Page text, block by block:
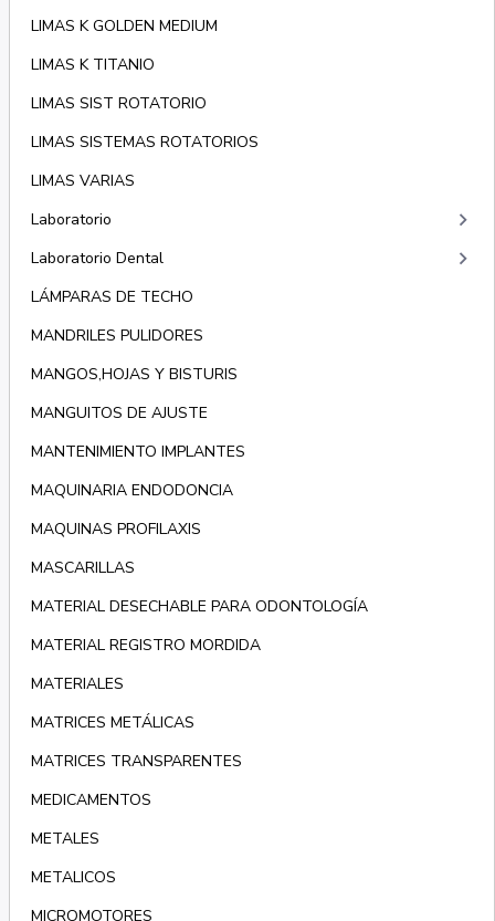
LIMAS K GOLDEN MEDIUM
LIMAS K TITANIO
LIMAS SIST ROTATORIO
LIMAS SISTEMAS ROTATORIOS
LIMAS VARIAS
Laboratorio
keyboard_arrow_right
Laboratorio Dental keyboard_arrow_right
LÁMPARAS DE TECHO
MANDRILES PULIDORES
MANGOS,HOJAS Y BISTURIS
MANGUITOS DE AJUSTE
MANTENIMIENTO IMPLANTES
MAQUINARIA ENDODONCIA
MAQUINAS PROFILAXIS
MASCARILLAS
MATERIAL DESECHABLE PARA ODONTOLOGÍA
MATERIAL REGISTRO MORDIDA
MATERIALES
MATRICES METÁLICAS
MATRICES TRANSPARENTES
MEDICAMENTOS
METALES
METALICOS
MICROMOTORES